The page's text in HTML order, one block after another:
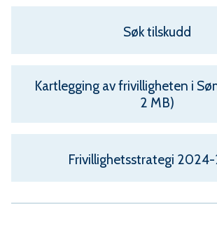
n
e
Søk tilskudd
Kartlegging av frivilligheten i
2 MB)
Frivillighetsstrategi